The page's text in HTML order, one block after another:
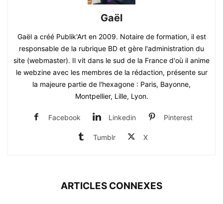
Gaël
Gaël a créé Publik'Art en 2009. Notaire de formation, il est
responsable de la rubrique BD et gère l'administration du
site (webmaster). Il vit dans le sud de la France d'où il anime
le webzine avec les membres de la rédaction, présente sur
la majeure partie de l'hexagone : Paris, Bayonne,
Montpellier, Lille, Lyon.
Facebook Linkedin Pinterest
Tumblr X
ARTICLES CONNEXES